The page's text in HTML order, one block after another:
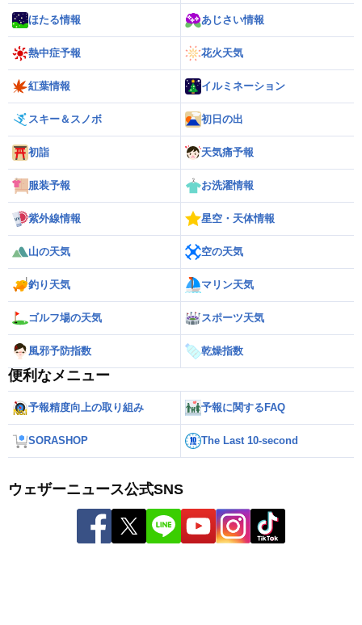
ほたる情報 あじさい情報
熱中症予報 花火天気
紅葉情報 イルミネーション
スキー＆スノボ 初日の出
初詣 天気痛予報
服装予報 お洗濯情報
紫外線情報 星空・天体情報
山の天気 空の天気
釣り天気 マリン天気
ゴルフ場の天気 スポーツ天気
風邪予防指数 乾燥指数
便利なメニュー
予報精度向上の取り組み 予報に関するFAQ
SORASHOP The Last 10-second
ウェザーニュース公式SNS